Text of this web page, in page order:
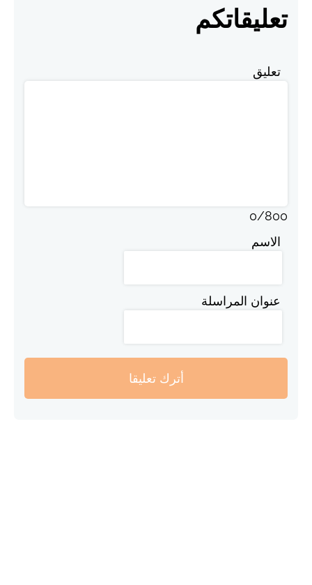
تعليقاتكم
تعليق
0/800
الاسم
عنوان المراسلة
أترك تعليقا